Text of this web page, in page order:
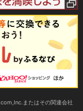
またはその関連会社